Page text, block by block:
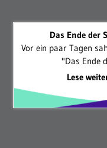
Das Ende der
Vor ein paar Tagen
"Das Ende
Lese